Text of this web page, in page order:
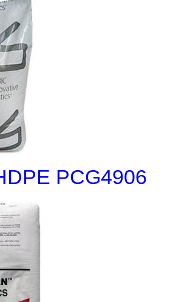
PCG4906